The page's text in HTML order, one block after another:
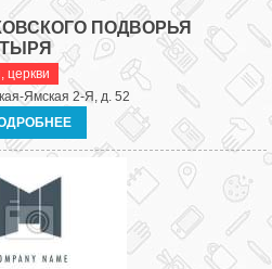
ПОДВОРЬЯ
церкви
Ямская 2-Я, д. 52